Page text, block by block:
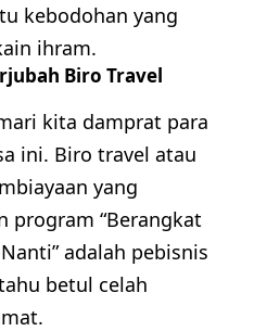
kebodohan yang
ihram.
Biro Travel
kita damprat para
ini. Biro travel atau
yang
program “Berangkat
adalah pebisnis
betul celah